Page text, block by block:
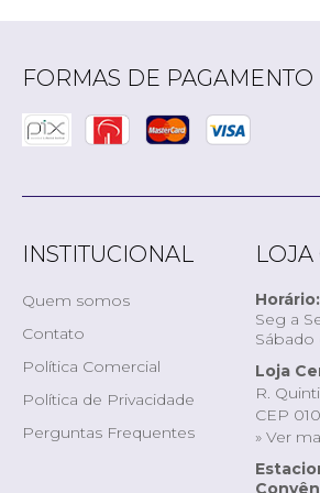
FORMAS DE PAGAMENTO
INSTITUCIONAL
Quem somos
Contato
Política Comercial
Política de Privacidade
Perguntas Frequentes
LOJA
Horário:
Seg a
Sábado
Loja
R.
CEP
» Ver